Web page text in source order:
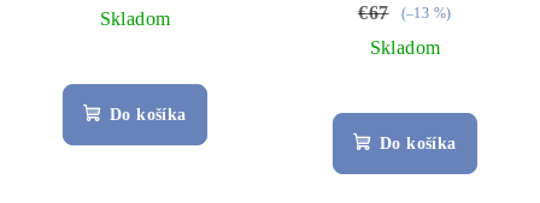
Skladom
Do košíka
€67
(–13 %)
Skladom
Do košíka